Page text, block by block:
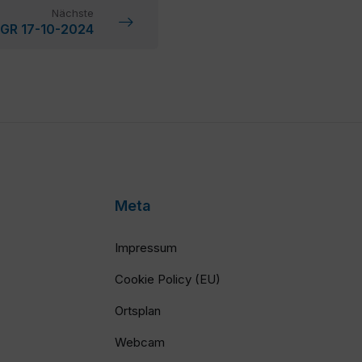
Nächste
17-10-2024
Meta
Impressum
Cookie Policy (EU)
Ortsplan
Webcam